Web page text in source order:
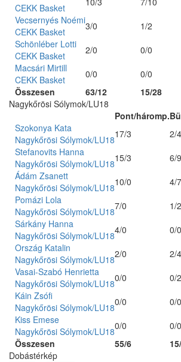
Összesen 63/12 15/28
CEKK Basket
Vecsernyés Noémi
CEKK Basket
3/0
1/2
Schönléber Lotti
CEKK Basket
2/0
0/0
Macsári Mirtill
CEKK Basket
0/0 0/0
Nagykőrösi Sólymok/LU18
Pont/háromp.
Összesen 55/6
Szokonya Kata
Nagykőrösi Sólymok/LU1817/3
2/4
Stefanovits Hanna
Nagykőrösi Sólymok/LU1815/3
6/9
Ádám Zsanett
Nagykőrösi Sólymok/LU1810/0
4/7
Pomázi Lola
Nagykőrösi Sólymok/LU187/0
1/2
Sárkány Hanna
Nagykőrösi Sólymok/LU184/0
0/0
Ország Katalin
Nagykőrösi Sólymok/LU182/0
2/4
Vasai-Szabó Henrietta
Nagykőrösi Sólymok/LU180/0
0/2
Káin Zsófi
Nagykőrösi Sólymok/LU180/0
0/0
Kiss Emese
Nagykőrösi Sólymok/LU180/0 0/0
Dobástérkép